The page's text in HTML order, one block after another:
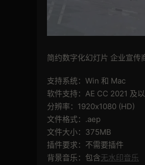
简约数字化幻灯片 企业宣传
支持系统：Win 和 Mac
软件支持：AE CC 2021 及
分辨率：1920x1080 (HD)
文件格式：.aep
文件大小：375MB
插件要求：不需要插件
背景音乐：包含无水印音乐